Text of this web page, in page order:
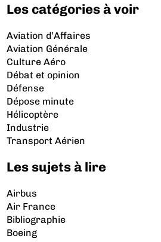
Les catégories à voir
Aviation d’Affaires
Aviation Générale
Culture Aéro
Débat et opinion
Défense
Dépose minute
Hélicoptère
Industrie
Transport Aérien
Les sujets à lire
Airbus
Air France
Bibliographie
Boeing